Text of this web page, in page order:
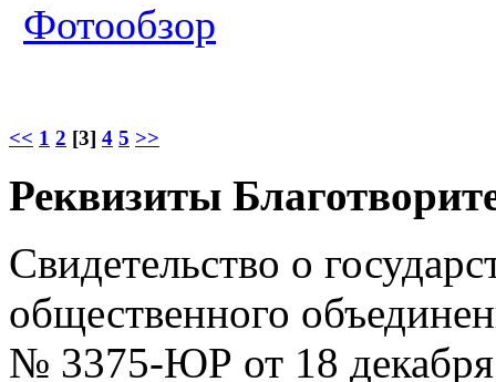
Фотообзор
<< 1 2 [3] 4 5 >>
Реквизиты
Свидетельство о
общественного
№ 3375-ЮР от 18 декабря